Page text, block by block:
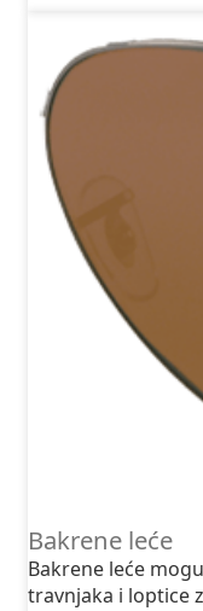
Bakrene leće
Bakrene leće
travnjaka i loptice